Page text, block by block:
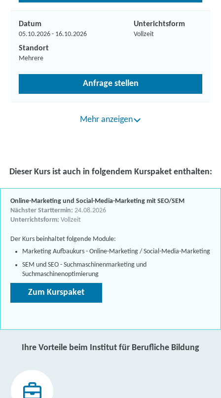
Datum
05.10.2026 - 16.10.2026
Unterichtsform
Vollzeit
Standort
Mehrere
Anfrage stellen
Mehr anzeigen
Dieser Kurs ist auch in folgendem Kurspaket enthalten:
Online-Marketing und Social-Media-Marketing mit SEO/SEM
Nächster Starttermin: 24.08.2026
Unterrichtsform: Vollzeit
Der Kurs beinhaltet folgende Module:
Marketing Aufbaukurs - Online-Marketing / Social-Media-Marketing
SEM und SEO - Suchmaschinenmarketing und
Suchmaschinenoptimierung
Zum Kurspaket
Ihre Vorteile beim Institut für Berufliche Bildung